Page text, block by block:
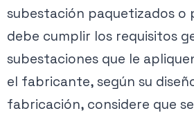
subestación paquetizados o
debe cumplir los requisitos
subestaciones que le
el fabricante, según su
fabricación, considere que